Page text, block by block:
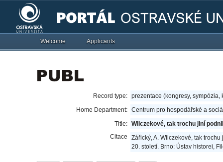
Welcome Applicants
Record type: prezentace (kongresy, sympózia,
Home Department: Centrum pro hospodářské a
Title: Wilczekové, tak trochu jiní
Citace
Zářický, A. Wilczekové, tak
20. století. Brno: Ústav historei,